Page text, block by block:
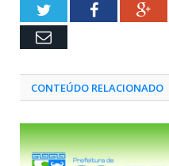
TwitterFacebook
Email
CONTEÚDO RELACIONADO